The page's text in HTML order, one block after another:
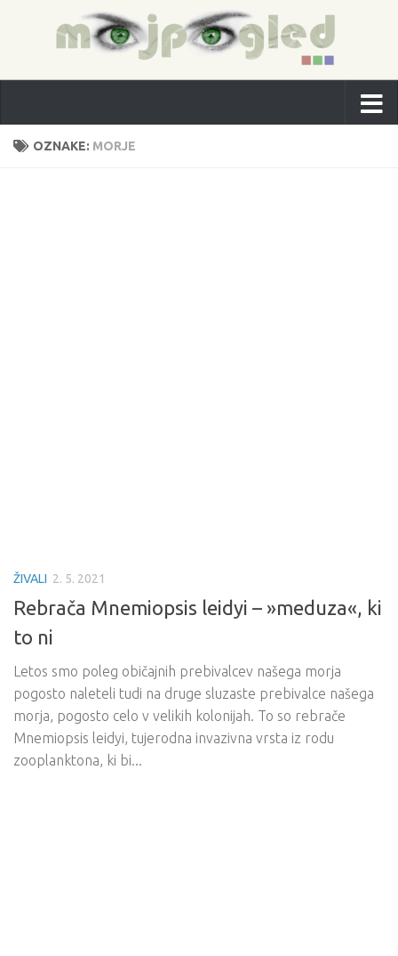
OZNAKE: MORJE
ŽIVALI 2. 5. 2021
Rebrača Mnemiopsis leidyi – »meduza«, ki
to ni
Letos smo poleg običajnih prebivalcev našega morja
pogosto naleteli tudi na druge sluzaste prebivalce našega
morja, pogosto celo v velikih kolonijah. To so rebrače
Mnemiopsis leidyi, tujerodna invazivna vrsta iz rodu
zooplanktona, ki bi...